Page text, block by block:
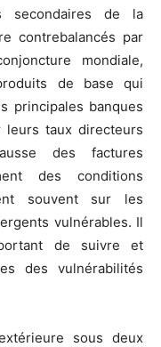
secondaires de la
contrebalancés par
mondiale,
de base qui
principales banques
leurs taux directeurs
des factures
des conditions
souvent sur les
vulnérables. Il
de suivre et
des vulnérabilités
sous deux